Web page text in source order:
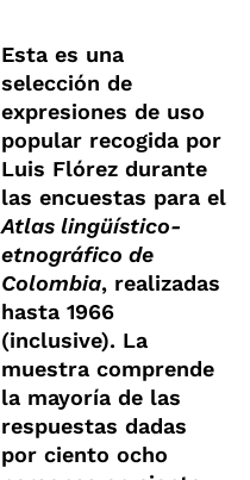
Esta es una
selección de
expresiones de uso
popular recogida por
Luis Flórez durante
las encuestas para el
Atlas lingüístico-
etnográfico de
Colombia, realizadas
hasta 1966
(inclusive). La
muestra comprende
la mayoría de las
respuestas dadas
por ciento ocho